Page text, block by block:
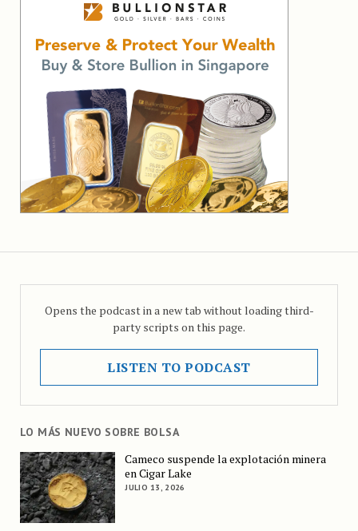
Opens the podcast in a new tab without loading third-
party scripts on this page.
LISTEN TO PODCAST
LO MÁS NUEVO SOBRE BOLSA
Cameco suspende la explotación minera
en Cigar Lake
JULIO 13, 2026